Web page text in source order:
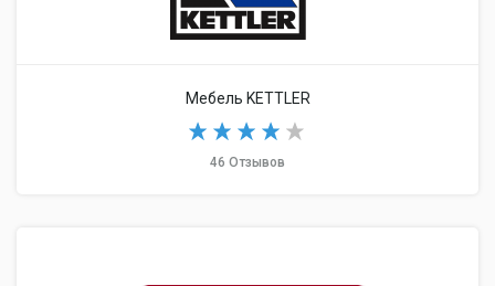
Мебель KETTLER
46 Отзывов